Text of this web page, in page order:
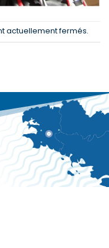
actuellement fermés.